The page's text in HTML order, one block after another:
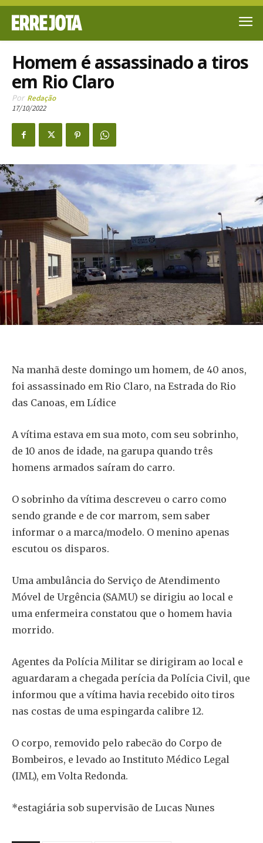
Homem é assassinado a tiros
em Rio Claro
Por Redação
17/10/2022
Na manhã deste domingo um homem, de 40 anos,
foi assassinado em Rio Claro, na Estrada do Rio
das Canoas, em Lídice
A vítima estava em sua moto, com seu sobrinho,
de 10 anos de idade, na garupa quando três
homens armados saíram do carro.
O sobrinho da vítima descreveu o carro como
sendo grande e de cor marrom, sem saber
informar o a marca/modelo. O menino apenas
escutou os disparos.
Uma ambulância do Serviço de Atendimento
Móvel de Urgência (SAMU) se dirigiu ao local e
uma enfermeira constatou que o homem havia
morrido.
Agentes da Polícia Militar se dirigiram ao local e
aguardaram a chegada perícia da Polícia Civil, que
informou que a vítima havia recebido oito tiros
nas costas de uma espingarda calibre 12.
O corpo, removido pelo rabecão do Corpo de
Bombeiros, e levado ao Instituto Médico Legal
(IML), em Volta Redonda.
*estagiária sob supervisão de Lucas Nunes